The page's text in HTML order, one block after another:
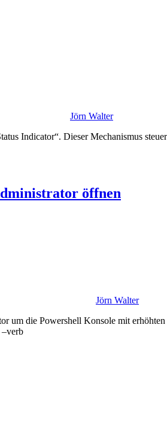
Jörn Walter
Indicator“. Dieser Mechanismus
öffnen
Jörn Walter
um die Powershell Konsole mit erhöhten